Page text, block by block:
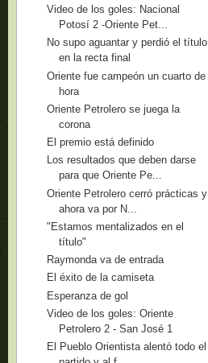
Video de los goles: Nacional
Potosí 2 -Oriente Pet...
No supo aguantar y perdió el título
en la recta final
Oriente fue campeón un cuarto de
hora
Oriente Petrolero se juega la
corona
El premio está definido
Los resultados que deben darse
para que Oriente Pe...
Oriente Petrolero cerró prácticas y
ahora va por N...
"Estamos mentalizados en el
título"
Raymonda va de entrada
El éxito de la camiseta
Esperanza de gol
Video de los goles: Oriente
Petrolero 2 - San José 1
El Pueblo Orientista alentó todo el